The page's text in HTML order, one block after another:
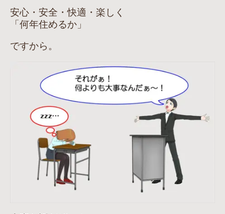
安心・安全・快適・楽しく
「何年住めるか」
ですから。